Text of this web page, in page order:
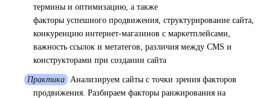
термины и оптимизацию, а также
факторы успешного продвижения, структурирование сайта,
конкуренцию интернет-магазинов с маркетплейсами,
важность ссылок и метатегов, различия между CMS и
конструкторами при создании сайта
Практика Анализируем сайты с точки зрения факторов
продвижения. Разбираем факторы ранжирования на